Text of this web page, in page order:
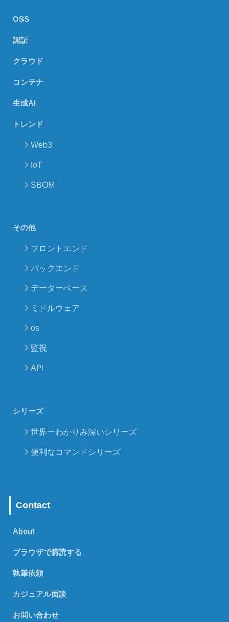
OSS
認証
クラウド
コンテナ
生成AI
トレンド
Web3
IoT
SBOM
その他
フロントエンド
バックエンド
データーベース
ミドルウェア
os
監視
API
シリーズ
世界一わかりみ深いシリーズ
便利なコマンドシリーズ
Contact
About
ブラウザで購読する
執筆依頼
カジュアル面談
お問い合わせ